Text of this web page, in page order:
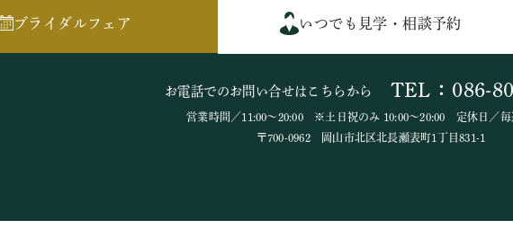
ブライダルフェア いつでも見学・相談予約
お電話でのお問い合せはこちらから TEL：086-
営業時間／11:00～20:00 ※土日祝のみ 10:00～20:00 定休日／毎
〒700-0962 岡山市北区北長瀬表町1丁目831-1